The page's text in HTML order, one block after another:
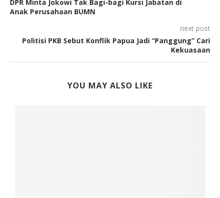
DPR Minta Jokowi Tak Bagi-bagi Kursi Jabatan di
Anak Perusahaan BUMN
next post
Politisi PKB Sebut Konflik Papua Jadi “Panggung” Cari
Kekuasaan
YOU MAY ALSO LIKE